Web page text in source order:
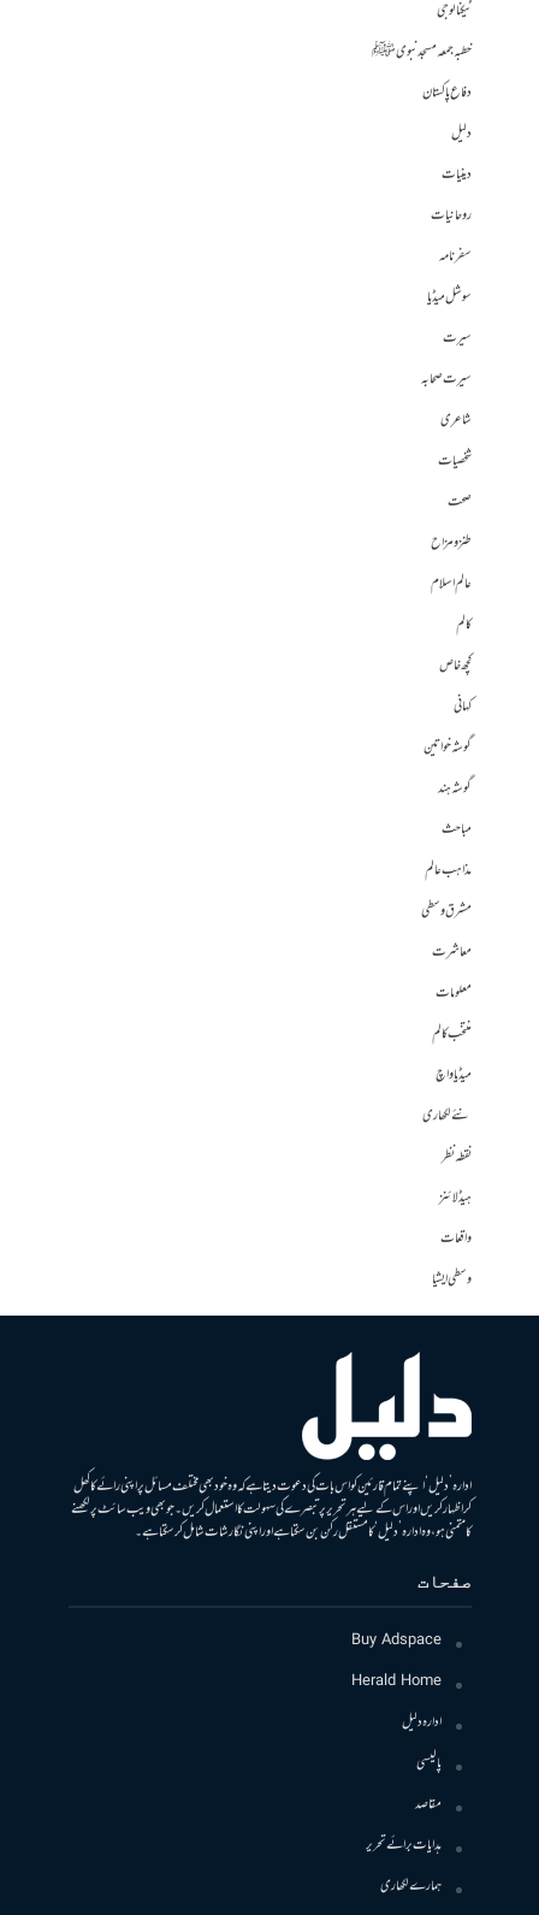
ٹیکنالوجی
خطبہ جمعہ مسجد نبوی ﷺ
دفاع پاکستان
دلیل
دینیات
روحانیات
سفرنامہ
سوشل میڈیا
سیرت
سیرت صحابہ
شاعری
شخصیات
صحت
طنز و مزاح
عالم اسلام
کالم
کچھ خاص
کہانی
گوشہ خواتین
گوشہ ہند
مباحث
مذاہب عالم
مشرق وسطی
معاشرت
معلومات
منتخب کالم
میڈیا واچ
نئے لکھاری
نقطہ نظر
ہیڈلائنز
واقعات
وسطی ایشیا
ادارہ ’دلیل‘ اپنے تمام قارئین کو اس بات کی دعوت دیتا ہے کہ وہ خود بھی مختلف مسائل پر اپنی رائے کا کھل
کر اظہار کریں اور اس کے لیے ہر تحریر پر تبصرے کی سہولت کا استعمال کریں۔ جو بھی ویب سائٹ پر لکھنے
کا متمنی ہو، وہ ادارہ ’دلیل‘ کا مستقل رکن بن سکتا ہے اور اپنی نگارشات شامل کرسکتا ہے۔
صفحات
Buy Adspace
Herald Home
ادارہ دلیل
پالیسی
مقاصد
ہدایات برائے تحریر
ہمارے لکھاری